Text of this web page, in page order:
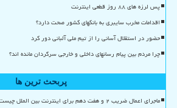
پس لرزه های ۸۸ روز قطعی اینترنت
اقدامات مخرب سایبری به بانکهای کشور صحت دارد؟
حضور در استقلال آسانی را از تیم ملی آلبانی دور کرد
چرا مردم بین پیام رسانهای داخلی و خارجی سرگردان مانده اند؟
پربحث ترین ها
ماجرای اعمال ضریب ۲ و هفت دهم برای اینترنت بین الملل چیست؟